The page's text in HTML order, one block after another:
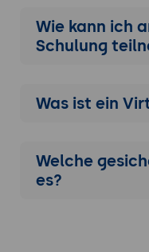
Wie kann ich
Schulung
Was ist ein
Welche
es?